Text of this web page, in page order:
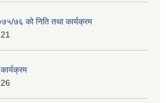
७६ को निति तथा कार्यक्रम